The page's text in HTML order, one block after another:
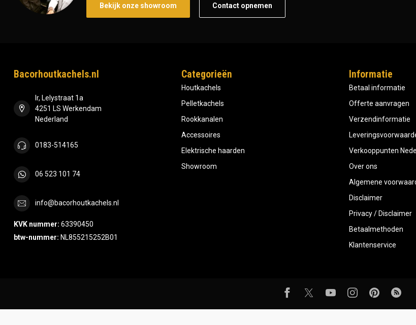
Bekijk onze showroom Contact opnemen
Bacorhoutkachels.nl
Ir, Lelystraat 1a
4251 LS Werkendam
Nederland
0183-514165
06 523 101 74
info@bacorhoutkachels.nl
KVK nummer: 63390450
btw-nummer: NL855215252B01
Categorieën
Houtkachels
Pelletkachels
Rookkanalen
Accessoires
Elektrische haarden
Showroom
Informatie
Betaal informatie
Offerte aanvragen
Verzendinformatie
Verkooppunten
Over ons
Algemene
Disclaimer
Privacy / Disclaimer
Betaalmethoden
Klantenservice